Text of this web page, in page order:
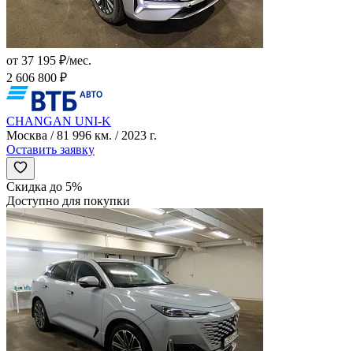
от 37 195 ₽/мес.
2 606 800 ₽
CHANGAN UNI-K
Москва / 81 996 км. / 2023 г.
Оставить заявку
Скидка до 5%
Доступно для покупки